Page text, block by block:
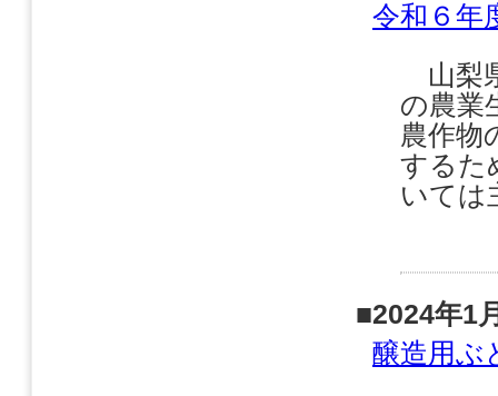
令和６年
山梨
の農業
農作物
するた
いては
■2024年1
醸造用ぶ